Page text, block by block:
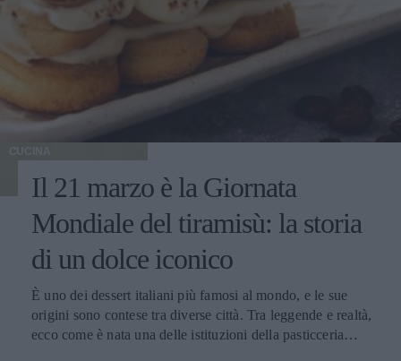
CUCINA
Il 21 marzo è la Giornata
Mondiale del tiramisù: la storia
di un dolce iconico
È uno dei dessert italiani più famosi al mondo, e le sue
origini sono contese tra diverse città. Tra leggende e realtà,
ecco come è nata una delle istituzioni della pasticceria